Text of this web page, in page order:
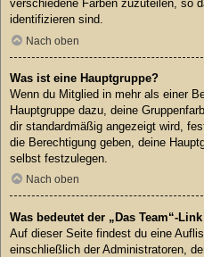
verschiedene Farben zuzuteilen, so
identifizieren sind.
Nach oben
Was ist eine Hauptgruppe?
Wenn du Mitglied in mehr als einer
Hauptgruppe dazu, deine
dir standardmäßig angezeigt wird,
die Berechtigung geben, deine
selbst festzulegen.
Nach oben
Was bedeutet der „Das Team“-
Auf dieser Seite findest du eine
einschließlich der Administratoren,